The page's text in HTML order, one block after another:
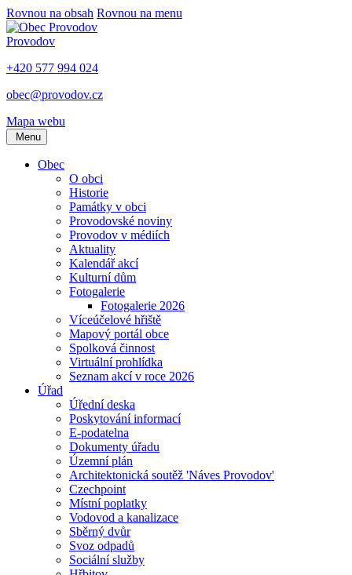
Rovnou na obsah Rovnou na menu
Provodov
+420 577 994 024
obec@provodov.cz
Mapa webu
Menu
Obec
O obci
Historie
Památky v obci
Provodovské noviny
Provodov v médiích
Aktuality
Kalendář akcí
Kulturní dům
Fotogalerie
Fotogalerie 2026
Víceúčelové hřiště
Mapový portál obce
Spolková činnost
Virtuální prohlídka
Seznam akcí v roce 2026
Úřad
Úřední deska
Poskytování informací
E-podatelna
Dokumenty úřadu
Územní plán
Architektonická soutěž 'Náves Provodov'
Czechpoint
Místní poplatky
Vodovod a kanalizace
Sběrný dvůr
Svoz odpadů
Sociální služby